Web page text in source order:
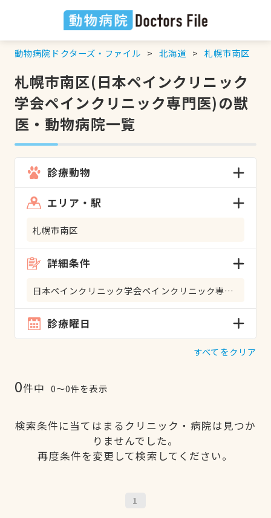
動物病院ドクターズ・ファイル 北海道 札幌市南区
札幌市南区(日本ペインクリニック
学会ペインクリニック専門医)の獣
医・動物病院一覧
診療動物
エリア・駅
札幌市南区
詳細条件
日本ペインクリニック学会ペインクリニック専門医
診療曜日
すべてをクリア
0件中 0〜0件を表示
検索条件に当てはまるクリニック・病院は見つか
りませんでした。
再度条件を変更して検索してください。
1